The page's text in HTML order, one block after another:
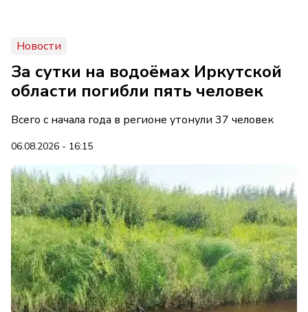
Новости
За сутки на водоёмах Иркутской
области погибли пять человек
Всего с начала года в регионе утонули 37 человек
06.08.2026 - 16:15